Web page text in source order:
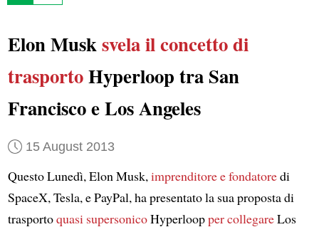
Elon Musksvela il concetto di
trasportoHyperloop tra San
Francisco e Los Angeles
15 August 2013
Questo Lunedì, Elon Musk,imprenditore e fondatoredi
SpaceX, Tesla, e PayPal, ha presentato la sua proposta di
trasportoquasi supersonicoHyperloopper collegareLos